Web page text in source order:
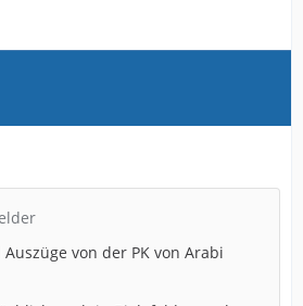
von der PK von Arabi